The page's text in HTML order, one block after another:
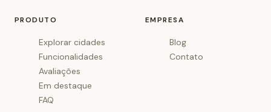
PRODUTO
Explorar cidades
Funcionalidades
Avaliações
Em destaque
FAQ
EMPRESA
Blog
Contato